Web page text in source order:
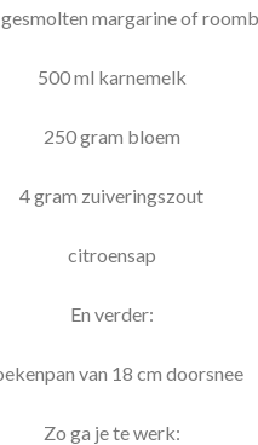
margarine of
500 ml karnemelk
250 gram bloem
4 gram zuiveringszout
citroensap
En verder:
van 18 cm doorsnee
Zo ga je te werk: